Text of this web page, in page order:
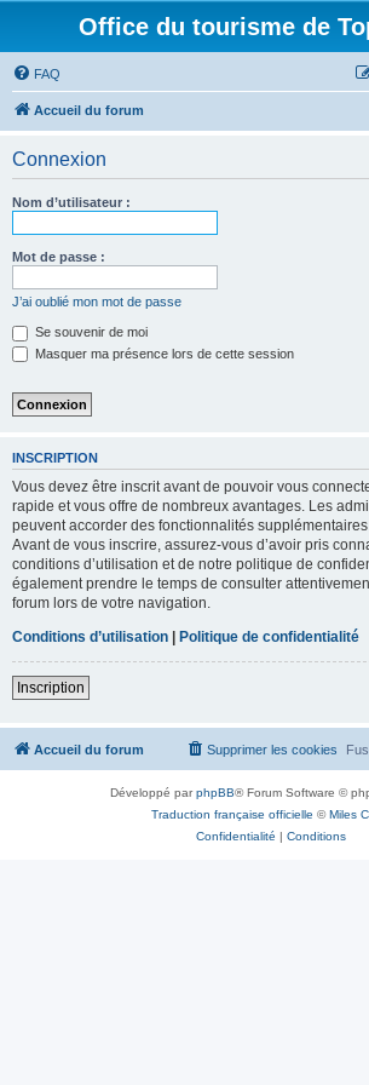
Office du tourisme de
FAQ
Accueil du forum
Connexion
Nom d’utilisateur :
Mot de passe :
J’ai oublié mon mot de passe
Se souvenir de moi
Masquer ma présence lors de cette session
INSCRIPTION
Vous devez être inscrit avant de pouvoir vous
rapide et vous offre de nombreux avantages. Les
peuvent accorder des fonctionnalités
Avant de vous inscrire, assurez-vous d’avoir pris
conditions d’utilisation et de notre politique de
également prendre le temps de consulter
forum lors de votre navigation.
Conditions d’utilisation | Politique de confidentialité
Inscription
Accueil du forum Supprimer les cookies
Développé parphpBB® Forum Software ©
Traduction française officielle ©Miles
Confidentialité | Conditions